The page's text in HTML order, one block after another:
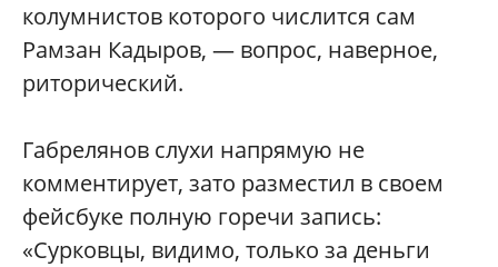
колумнистов которого числится сам
Рамзан Кадыров, — вопрос, наверное,
риторический.
Габрелянов слухи напрямую не
комментирует, зато разместил в своем
фейсбуке полную горечи запись:
«Сурковцы, видимо, только за деньги